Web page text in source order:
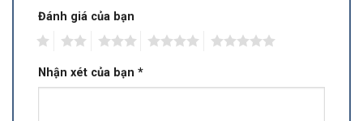
Đánh giá của bạn
Nhận xét của bạn *